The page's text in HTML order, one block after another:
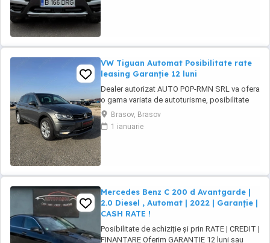
VW Tiguan Automat Posibilitate rate
leasing Garanție 12 luni
Dealer autorizat AUTO POP-RMN SRL va ofera
o gama variata de autoturisme, posibilitate
test drive si comenzi. Va asteptam in parcul
nostru pentru vizionari. * Posibilitate finantare,
rate leasing Garantie 12 luni ####FINANTARE-
Brasov, Brasov
1 ianuarie
Mercedes Benz C 200 d Avantgarde |
2.0 Diesel , Automat | 2022 | Garanție |
CASH RATE !
Posibilitate de achiziție și prin RATE | CREDIT |
FINANȚARE Oferim GARANȚIE 12 luni sau